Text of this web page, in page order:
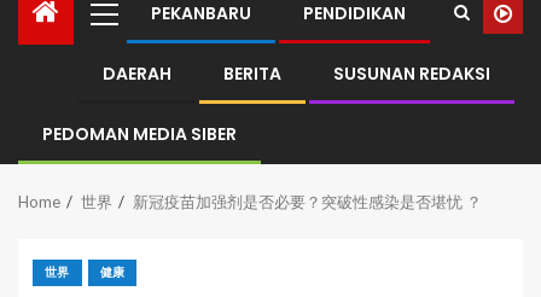
PEKANBARU PENDIDIKAN
DAERAH BERITA SUSUNAN REDAKSI
PEDOMAN MEDIA SIBER
Home 世界 新冠疫苗加强剂是否必要？突破性感染是否堪忧 ？
世界 健康